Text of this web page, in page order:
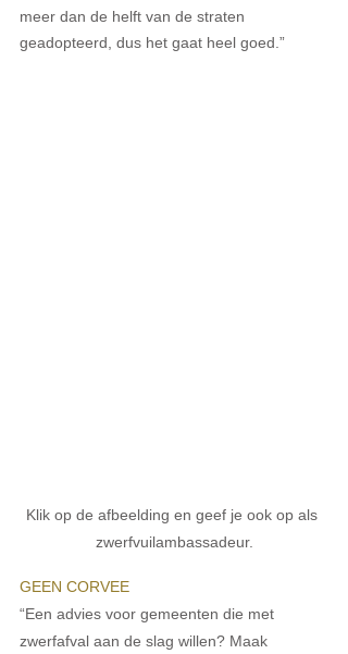
meer dan de helft van de straten
geadopteerd, dus het gaat heel goed.”
Klik op de afbeelding en geef je ook op als
zwerfvuilambassadeur.
GEEN CORVEE
“Een advies voor gemeenten die met
zwerfafval aan de slag willen? Maak